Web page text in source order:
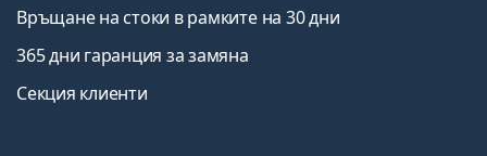
Връщане на стоки в рамките на 30 дни
365 дни гаранция за замяна
Секция клиенти